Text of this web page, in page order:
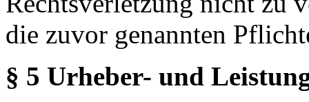
die zuvor genannten
§ 5 Urheber- und